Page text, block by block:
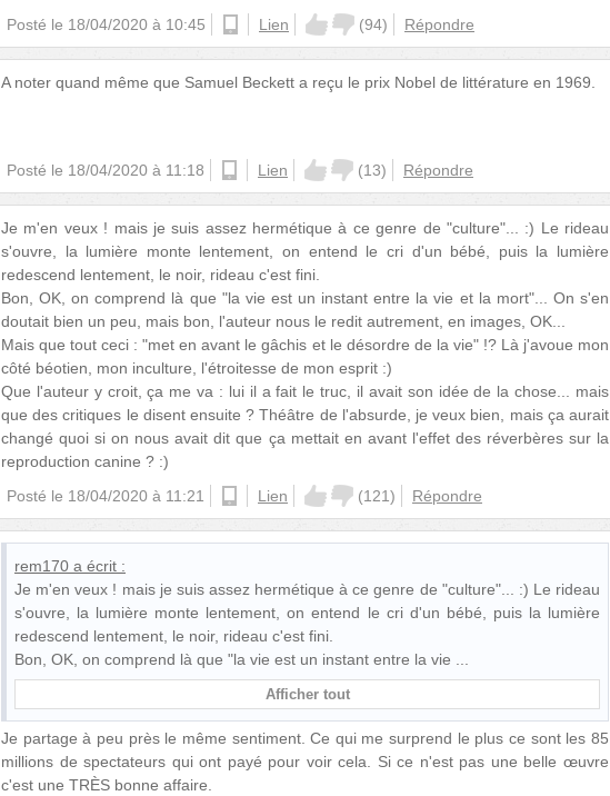
Posté le 18/04/2020 à 10:45 androidLien (94) Répondre
A noter quand même que Samuel Beckett a reçu le prix Nobel de littérature en 1969.
Posté le 18/04/2020 à 11:18 androidLien (13) Répondre
Je m'en veux ! mais je suis assez hermétique à ce genre de "culture"... :) Le rideau
s'ouvre, la lumière monte lentement, on entend le cri d'un bébé, puis la lumière
redescend lentement, le noir, rideau c'est fini.
Bon, OK, on comprend là que "la vie est un instant entre la vie et la mort"... On s'en
doutait bien un peu, mais bon, l'auteur nous le redit autrement, en images, OK...
Mais que tout ceci : "met en avant le gâchis et le désordre de la vie" !? Là j'avoue mon
côté béotien, mon inculture, l'étroitesse de mon esprit :)
Que l'auteur y croit, ça me va : lui il a fait le truc, il avait son idée de la chose... mais
que des critiques le disent ensuite ? Théâtre de l'absurde, je veux bien, mais ça aurait
changé quoi si on nous avait dit que ça mettait en avant l'effet des réverbères sur la
reproduction canine ? :)
Posté le 18/04/2020 à 11:21 Lien (121) Répondre
rem170 a écrit :
Je m'en veux ! mais je suis assez hermétique à ce genre de "culture"... :) Le rideau
s'ouvre, la lumière monte lentement, on entend le cri d'un bébé, puis la lumière
redescend lentement, le noir, rideau c'est fini.
Bon, OK, on comprend là que "la vie est un instant entre la vie
Afficher tout
Je partage à peu près le même sentiment. Ce qui me surprend le plus ce sont les 85
millions de spectateurs qui ont payé pour voir cela. Si ce n'est pas une belle œuvre
c'est une TRÈS bonne affaire.